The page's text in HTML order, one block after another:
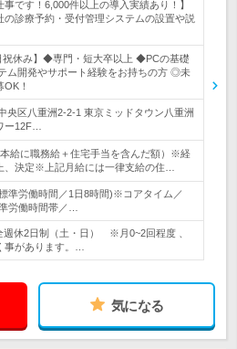
事です！6,000件以上の導入実績あり！】
の診療予約・受付管理システムの設置や説
祝休み】◆専門・短大卒以上 ◆PCの基礎
ム開発やサポート経験をお持ちの方 ◎未
！
央区八重洲2-2-1 東京ミッドタウン八重洲
ー12F…
給に職務給＋住宅手当を含んだ額）※経
、決定※上記月給には一律支給の住…
準労働時間／1日8時間)※コアタイム／
労働時間帯／…
週休2日制（土・日） ※月0~2回程度 、
事があります。…
気になる